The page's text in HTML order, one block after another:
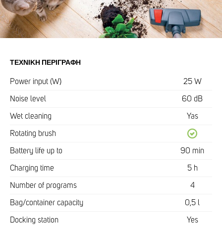
ΤΕΧΝΙΚΉ ΠΕΡΙΓΡΑΦΉ
Power input (W) 25 W
Noise level 60 dB
Wet cleaning Yas
Rotating brush
Battery life up to 90 min
Charging time 5 h
Number of programs 4
Bag/container capacity 0,5 l
Docking station Yes